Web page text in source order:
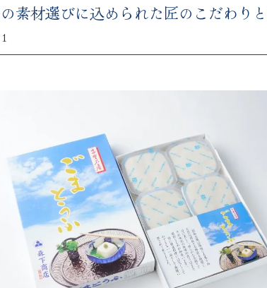
素材選びに込められた匠のこだわり